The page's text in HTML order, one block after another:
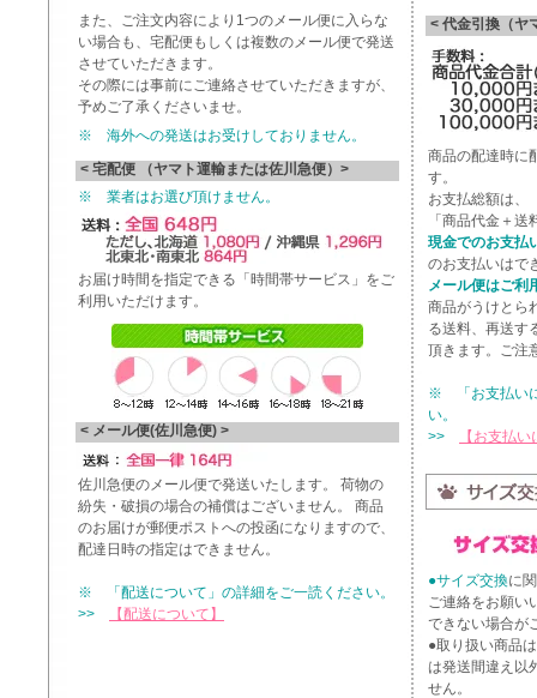
また、ご注文内容により1つのメール便に入らな
い場合も、宅配便もしくは複数のメール便で発送
させていただきます。
その際には事前にご連絡させていただきますが、
予めご了承くださいませ。
※ 海外への発送はお受けしておりません。
< 宅配便 （ヤマト運輸または佐川急便）>
※ 業者はお選び頂けません。
お届け時間を指定できる「時間帯サービス」をご
利用いただけます。
< メール便(佐川急便) >
佐川急便のメール便で発送いたします。 荷物の
紛失・破損の場合の補償はございません。 商品
のお届けが郵便ポストへの投函になりますので、
配達日時の指定はできません。
※ 「配送について」の詳細をご一読ください。
>>
【配送について】
< 代金引換（ヤ
商品の配達時に
す。
お支払総額は、
「商品代金＋
現金でのお支払
のお支払いはで
メール便はご利
商品がうけとら
る送料、再送す
頂きます。ご注
※ 「お支払い
い。
>>
【お支払
●サイズ交換に
ご連絡をお願い
できない場合が
●取り扱い商品
は発送間違え以
せん。